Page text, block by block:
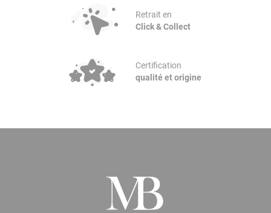
Retrait en
Click & Collect
Certification
qualité et origine